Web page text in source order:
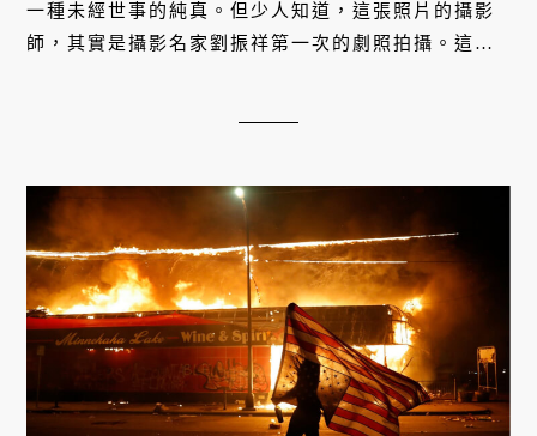
一種未經世事的純真。但少人知道，這張照片的攝影
師，其實是攝影名家劉振祥第一次的劇照拍攝。這位